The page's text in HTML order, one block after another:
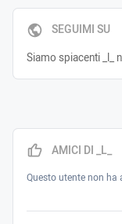
SEGUIMI SU
Siamo spiacenti _l_
AMICI DI _L_
Questo utente non ha